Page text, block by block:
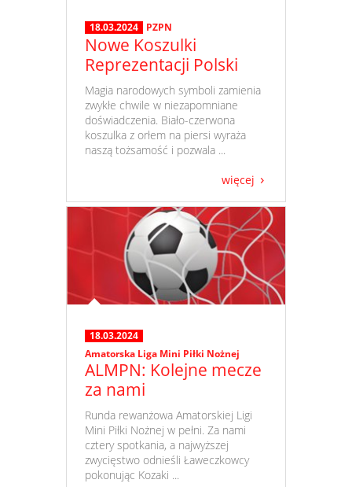
18.03.2024 PZPN
Nowe Koszulki
Reprezentacji Polski
​ Magia narodowych symboli zamienia
zwykłe chwile w niezapomniane
doświadczenia. Biało-czerwona
koszulka z orłem na piersi wyraża
naszą tożsamość i pozwala ...
więcej
18.03.2024
Amatorska Liga Mini Piłki Nożnej
ALMPN: Kolejne mecze
za nami
​ Runda rewanżowa Amatorskiej Ligi
Mini Piłki Nożnej w pełni. Za nami
cztery spotkania, a najwyższej
zwycięstwo odnieśli Ławeczkowcy
pokonując Kozaki ...